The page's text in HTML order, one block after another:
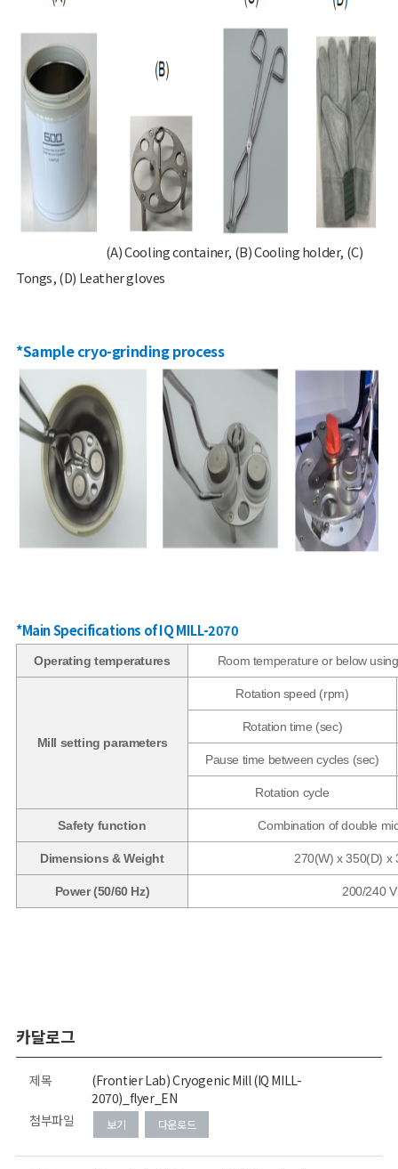
(A) Cooling container, (B) Cooling holder, (C)
Tongs, (D) Leather gloves
*Sample cryo-grinding process
*Main Specifications of IQ MILL-2070
Operating temperatures Room temperature or below
Mill setting parameters
Rotation speed (rpm)
Rotation time (sec)
Pause time between cycles (sec)
Rotation cycle
Safety function Combination of double
Dimensions & Weight 270(W) x 350(D) x
Power (50/60 Hz) 200/240
카달로그
제목
(Frontier Lab) Cryogenic Mill (IQ MILL-
2070)_flyer_EN
첨부파일
보기 다운로드